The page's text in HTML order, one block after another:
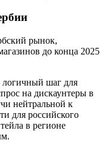
рынок,
до конца 2025
шаг для
на дискаунтеры в
нейтральной к
для российского
в регионе